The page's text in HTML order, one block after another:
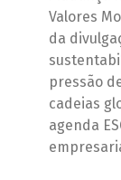
Valores
da
pressão
cadeias
agenda